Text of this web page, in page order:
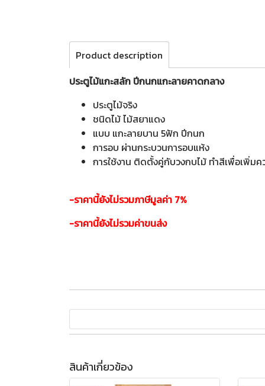
Product description
ประตูไม้แกะสลัก ปีกนกแกะลายคาดกลาง
ประตูไม้จริง
ชนิดไม้ ไม้สยาแดง
แบบ แกะลายบาน 5ฟัก ปีกนก
การอบ ผ่านกระบวนการอบแห้ง
การใช้งาน ติดตั้งคู่กับวงกบไม้ ทำสีเพื่อเพิ่
-ราคานี้ยังไม่รวมภาษีมูลค่า 7%
-ราคานี้ยังไม่รวมค่าขนส่ง
สินค้าเกี่ยวข้อง